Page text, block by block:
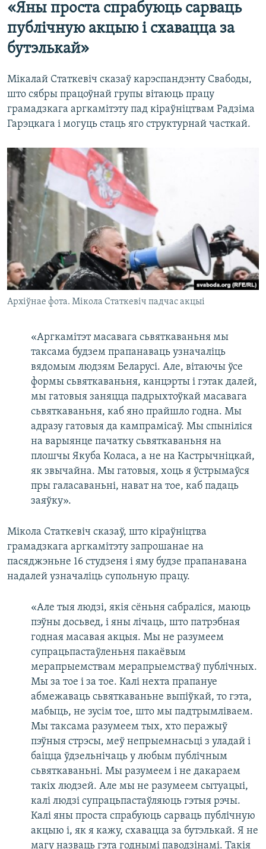
«Яны проста спрабуюць сарваць
публічную акцыю і схавацца за
бутэлькай»
Мікалай Статкевіч сказаў карэспандэнту Свабоды,
што сябры працоўнай групы вітаюць працу
грамадзкага аргкамітэту пад кіраўніцтвам Радзіма
Гарэцкага і могуць стаць яго структурнай часткай.
Архіўнае фота. Мікола Статкевіч падчас акцыі
«Аргкамітэт масавага сьвяткаваньня мы
таксама будзем прапанаваць узначаліць
вядомым людзям Беларусі. Але, вітаючы ўсе
формы сьвяткаваньня, канцэрты і гэтак далей,
мы гатовыя заняцца падрыхтоўкай масавага
сьвяткаваньня, каб яно прайшло годна. Мы
адразу гатовыя да кампрамісаў. Мы спыніліся
на варыянце пачатку сьвяткаваньня на
плошчы Якуба Коласа, а не на Кастрычніцкай,
як звычайна. Мы гатовыя, хоць я ўстрымаўся
пры галасаваньні, нават на тое, каб падаць
заяўку».
Мікола Статкевіч сказаў, што кіраўніцтва
грамадзкага аргкамітэту запрошанае на
пасяджэньне 16 студзеня і яму будзе прапанавана
надалей узначаліць супольную працу.
«Але тыя людзі, якія сёньня сабраліся, маюць
пэўны досьвед, і яны лічаць, што патрэбная
годная масавая акцыя. Мы не разумеем
супрацьпастаўленьня пакаёвым
мерапрыемствам мерапрыемстваў публічных.
Мы за тое і за тое. Калі нехта прапануе
абмежаваць сьвяткаваньне выпіўкай, то гэта,
мабыць, не зусім тое, што мы падтрымліваем.
Мы таксама разумеем тых, хто перажыў
пэўныя стрэсы, меў непрыемнасьці з уладай і
баіцца ўдзельнічаць у любым публічным
сьвяткаваньні. Мы разумеем і не дакараем
такіх людзей. Але мы не разумеем сытуацыі,
калі людзі супрацьпастаўляюць гэтыя рэчы.
Калі яны проста спрабуюць сарваць публічную
акцыю і, як я кажу, схавацца за бутэлькай. Я не
магу назваць гэта годнымі паводзінамі. Такія